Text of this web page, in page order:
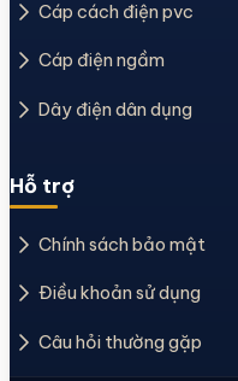
Cáp cách điện pvc
Cáp điện ngầm
Dây điện dân dụng
Hỗ trợ
Chính sách bảo mật
Điều khoản sử dụng
Câu hỏi thường gặp